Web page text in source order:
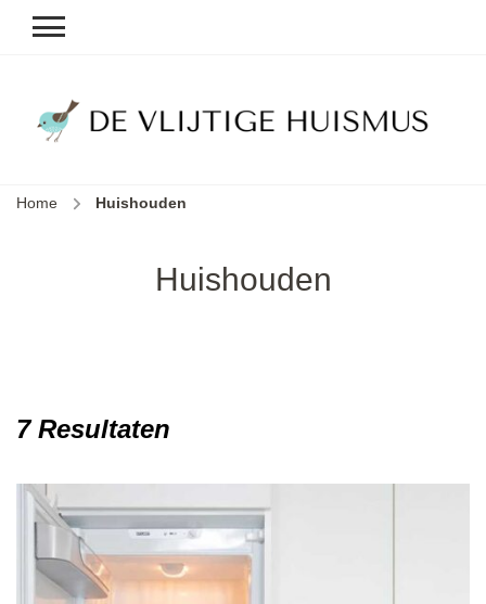
Home Huishouden
Huishouden
7 Resultaten